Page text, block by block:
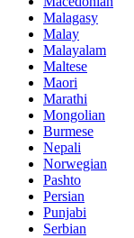
Malagasy
Malay
Malayalam
Maltese
Maori
Marathi
Mongolian
Burmese
Nepali
Norwegian
Pashto
Persian
Punjabi
Serbian